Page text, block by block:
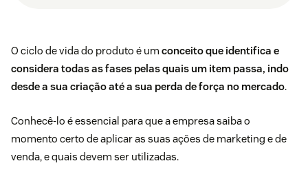
O ciclo de vida do produto é um conceito que identifica e
considera todas as fases pelas quais um item passa, indo
desde a sua criação até a sua perda de força no mercado.
Conhecê-lo é essencial para que a empresa saiba o
momento certo de aplicar as suas ações de marketing e de
venda, e quais devem ser utilizadas.